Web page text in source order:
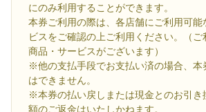
にのみ利用することができます。
本券ご利用の際は、各店舗にご利用可能
ビスをご確認の上ご利用ください。（
商品・サービスがございます）
※他の支払手段でお支払い済の場合、本
はできません。
※本券の払い戻しまたは現金とのお引き
額のご返金はいたしかねます。